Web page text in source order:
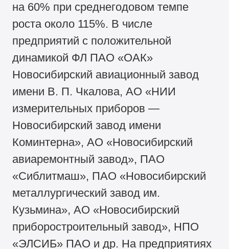
на 60% при среднегодовом темпе
роста около 115%. В числе
предприятий с положительной
динамикой ФЛ ПАО «ОАК»
Новосибирский авиационный завод
имени В. П. Чкалова, АО «НИИ
измерительных приборов —
Новосибирский завод имени
Коминтерна», АО «Новосибирский
авиаремонтный завод», ПАО
«Сиблитмаш», ПАО «Новосибирский
металлургический завод им.
Кузьмина», АО «Новосибирский
приборостроительный завод», НПО
«ЭЛСИБ» ПАО и др. На предприятиях